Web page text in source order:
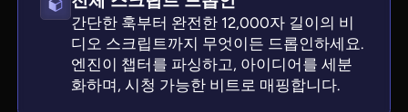
간단한 훅부터 완전한 12,000자 길이의 비
디오 스크립트까지 무엇이든 드롭인하세요.
엔진이 챕터를 파싱하고, 아이디어를 세분
화하며, 시청 가능한 비트로 매핑합니다.